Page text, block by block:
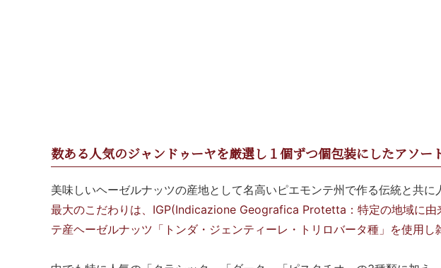
数ある人気のジャンドゥーヤを厳選し１個ずつ個包装にしたアソー
美味しいヘーゼルナッツの産地として名高いピエモンテ州で作る伝統と共に
最大のこだわりは、IGP(Indicazione Geografica Protetta：特定の地域に
テ産ヘーゼルナッツ「トンダ・ジェンティーレ・トリロバータ種」を使用し